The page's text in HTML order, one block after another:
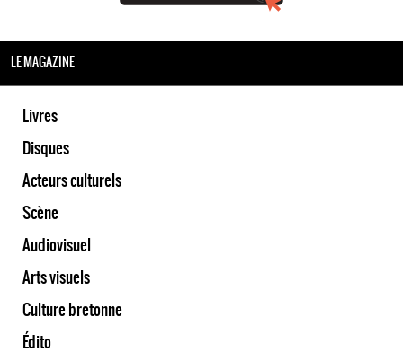
LE MAGAZINE
Livres
Disques
Acteurs culturels
Scène
Audiovisuel
Arts visuels
Culture bretonne
Édito